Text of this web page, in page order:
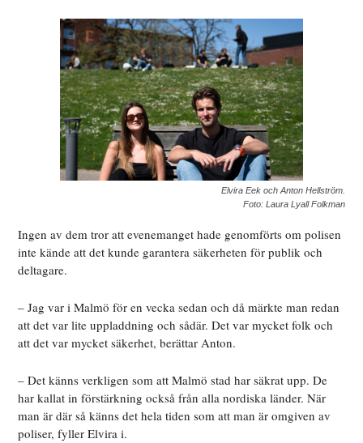
Elvira Eek och Anton Hellström.
Foto: Laura Lyall Folkman
Ingen av dem tror att evenemanget hade genomförts om polisen
inte kände att det kunde garantera säkerheten för publik och
deltagare.
– Jag var i Malmö för en vecka sedan och då märkte man redan
att det var lite uppladdning och sådär. Det var mycket folk och
att det var mycket säkerhet, berättar Anton.
– Det känns verkligen som att Malmö stad har säkrat upp. De
har kallat in förstärkning också från alla nordiska länder. När
man är där så känns det hela tiden som att man är omgiven av
poliser, fyller Elvira i.